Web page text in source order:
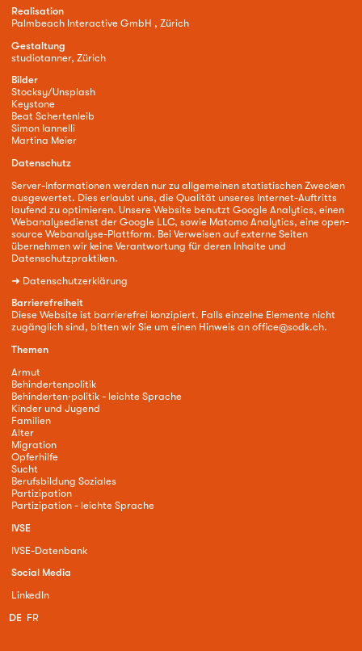
Realisation
Palmbeach Interactive GmbH , Zürich
Gestaltung
studiotanner, Zürich
Bilder
Stocksy/Unsplash
Keystone
Beat Schertenleib
Simon Iannelli
Martina Meier
Datenschutz
Server-Informationen werden nur zu allgemeinen statistischen Zwecken
ausgewertet. Dies erlaubt uns, die Qualität unseres Internet-Auftritts
laufend zu optimieren. Unsere Website benutzt Google Analytics, einen
Webanalysedienst der Google LLC, sowie Matomo Analytics, eine open-
source Webanalyse-Plattform. Bei Verweisen auf externe Seiten
übernehmen wir keine Verantwortung für deren Inhalte und
Datenschutzpraktiken.
➜ Datenschutzerklärung
Barrierefreiheit
Diese Website ist barrierefrei konzipiert. Falls einzelne Elemente nicht
zugänglich sind, bitten wir Sie um einen Hinweis an office@sodk.ch.
Themen
Armut
Behindertenpolitik
Behinderten·politik - leichte Sprache
Kinder und Jugend
Familien
Alter
Migration
Opferhilfe
Sucht
Berufsbildung Soziales
Partizipation
Partizipation - leichte Sprache
IVSE
IVSE-Datenbank
Social Media
LinkedIn
DE FR